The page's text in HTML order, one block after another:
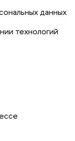
данных
технологий